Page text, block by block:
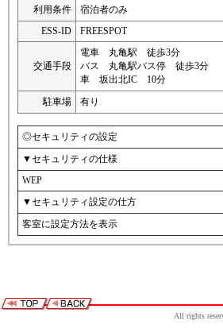
利用条件
宿泊者のみ
ESS-ID
FREESPOT
交通手段
電車 丸亀駅 徒歩3分
バス 丸亀駅バス停 徒歩3分
車 坂出北IC 10分
駐車場
有り
◎セキュリティの設定
▼セキュリティの仕様
WEP
▼セキュリティ設定の仕方
客室に設定方法を表示
All rights